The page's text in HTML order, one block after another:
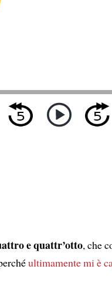
e quattr’otto, che
ultimamentemi è